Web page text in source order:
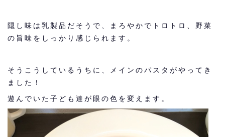
隠し味は乳製品だそうで、まろやかでトロトロ、野菜
の旨味をしっかり感じられます。
そうこうしているうちに、メインのパスタがやってき
ました！
遊んでいた子ども達が眼の色を変えます。